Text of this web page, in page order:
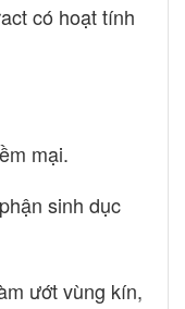
có hoạt tính
mại.
sinh dục
ướt vùng kín,